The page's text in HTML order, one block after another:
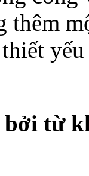
Túi đựng iPad
thêm
từ